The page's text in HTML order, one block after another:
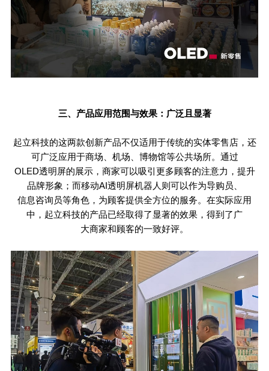
三、产品应用范围与效果：广泛且显著
起立科技的这两款创新产品不仅适用于传统的实体零售店，还
可广泛应用于商场、机场、博物馆等公共场所。通过
OLED透明屏的展示，商家可以吸引更多顾客的注意力，提升
品牌形象；而移动AI透明屏机器人则可以作为导购员、
信息咨询员等角色，为顾客提供全方位的服务。在实际应用
中，起立科技的产品已经取得了显著的效果，得到了广
大商家和顾客的一致好评。